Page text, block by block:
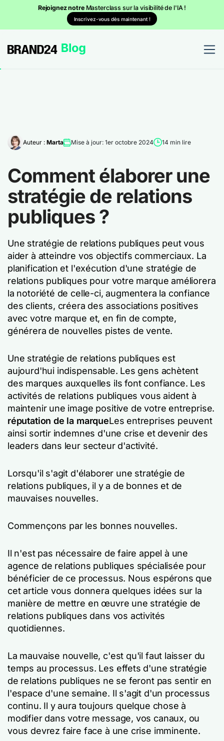
Rejoignez notre Masterclass sur la visibilité de l'IA !
Inscrivez-vous dès maintenant !
Auteur : Marta Mise à jour: 1er octobre 2024 14 min lire
Comment élaborer une
stratégie de relations
publiques ?
Une stratégie de relations publiques peut vous
aider à atteindre vos objectifs commerciaux. La
planification et l'exécution d'une stratégie de
relations publiques pour votre marque améliorera
la notoriété de celle-ci, augmentera la confiance
des clients, créera des associations positives
avec votre marque et, en fin de compte,
générera de nouvelles pistes de vente.
Une stratégie de relations publiques est
aujourd'hui indispensable. Les gens achètent
des marques auxquelles ils font confiance. Les
activités de relations publiques vous aident à
maintenir une image positive de votre entreprise.
réputation de la marqueLes entreprises peuvent
ainsi sortir indemnes d'une crise et devenir des
leaders dans leur secteur d'activité.
Lorsqu'il s'agit d'élaborer une stratégie de
relations publiques, il y a de bonnes et de
mauvaises nouvelles.
Commençons par les bonnes nouvelles.
Il n'est pas nécessaire de faire appel à une
agence de relations publiques spécialisée pour
bénéficier de ce processus. Nous espérons que
cet article vous donnera quelques idées sur la
manière de mettre en œuvre une stratégie de
relations publiques dans vos activités
quotidiennes.
La mauvaise nouvelle, c'est qu'il faut laisser du
temps au processus. Les effets d'une stratégie
de relations publiques ne se feront pas sentir en
l'espace d'une semaine. Il s'agit d'un processus
continu. Il y aura toujours quelque chose à
modifier dans votre message, vos canaux, ou
vous devrez faire face à une crise imminente.